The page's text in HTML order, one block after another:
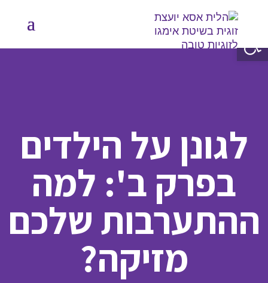
לגונן על הילדים
בפרק ב': למה
ההתערבות שלכם
מזיקה?
פתח סרגל נגישות